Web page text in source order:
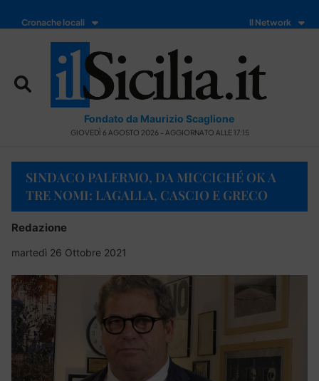
Cronache locali Il Network
Fondato da Maurizio Scaglione
GIOVEDÌ 6 AGOSTO 2026 - AGGIORNATO ALLE 17:15
SINDACO PALERMO, DA MICCICHÉ OK A
TRE NOMI: LAGALLA, CASCIO E GRECO
Redazione
martedì 26 Ottobre 2021